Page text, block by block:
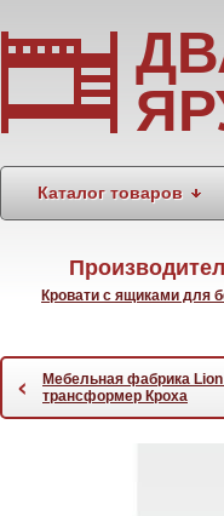
Каталог товаров
Кровати с ящиками для
‹
Мебельная фабрика Lion
трансформер Кроха